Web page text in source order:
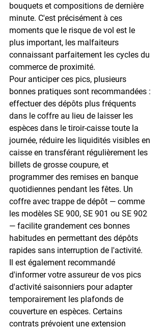
bouquets et compositions de dernière
minute. C'est précisément à ces
moments que le risque de vol est le
plus important, les malfaiteurs
connaissant parfaitement les cycles du
commerce de proximité.
Pour anticiper ces pics, plusieurs
bonnes pratiques sont recommandées :
effectuer des dépôts plus fréquents
dans le coffre au lieu de laisser les
espèces dans le tiroir-caisse toute la
journée, réduire les liquidités visibles en
caisse en transférant régulièrement les
billets de grosse coupure, et
programmer des remises en banque
quotidiennes pendant les fêtes. Un
coffre avec trappe de dépôt — comme
les modèles SE 900, SE 901 ou SE 902
— facilite grandement ces bonnes
habitudes en permettant des dépôts
rapides sans interruption de l'activité.
Il est également recommandé
d'informer votre assureur de vos pics
d'activité saisonniers pour adapter
temporairement les plafonds de
couverture en espèces. Certains
contrats prévoient une extension